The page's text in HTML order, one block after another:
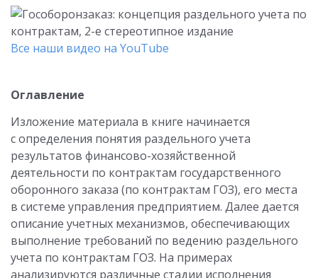
Все наши видео на YouTube
Оглавление
Изложение материала в книге начинается
с определения понятия раздельного учета
результатов финансово-хозяйственной
деятельности по контрактам государственного
оборонного заказа (по контрактам ГОЗ), его места
в системе управления предприятием. Далее дается
описание учетных механизмов, обеспечивающих
выполнение требований по ведению раздельного
учета по контрактам ГОЗ. На примерах
анализируются различные стадии исполнения